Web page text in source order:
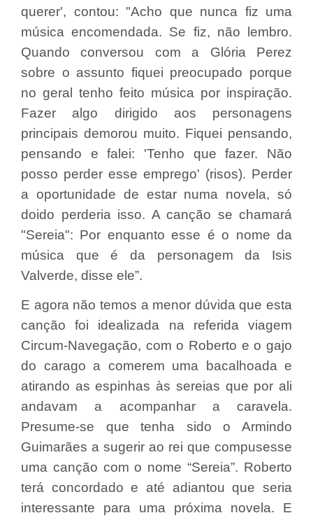
querer', contou: "Acho que nunca fiz uma
música encomendada. Se fiz, não lembro.
Quando conversou com a Glória Perez
sobre o assunto fiquei preocupado porque
no geral tenho feito música por inspiração.
Fazer algo dirigido aos personagens
principais demorou muito. Fiquei pensando,
pensando e falei: 'Tenho que fazer. Não
posso perder esse emprego' (risos). Perder
a oportunidade de estar numa novela, só
doido perderia isso. A canção se chamará
"Sereia": Por enquanto esse é o nome da
música que é da personagem da Isis
Valverde, disse ele”.
E agora não temos a menor dúvida que esta
canção foi idealizada na referida viagem
Circum-Navegação, com o Roberto e o gajo
do carago a comerem uma bacalhoada e
atirando as espinhas às sereias que por ali
andavam a acompanhar a caravela.
Presume-se que tenha sido o Armindo
Guimarães a sugerir ao rei que compusesse
uma canção com o nome “Sereia”. Roberto
terá concordado e até adiantou que seria
interessante para uma próxima novela. E